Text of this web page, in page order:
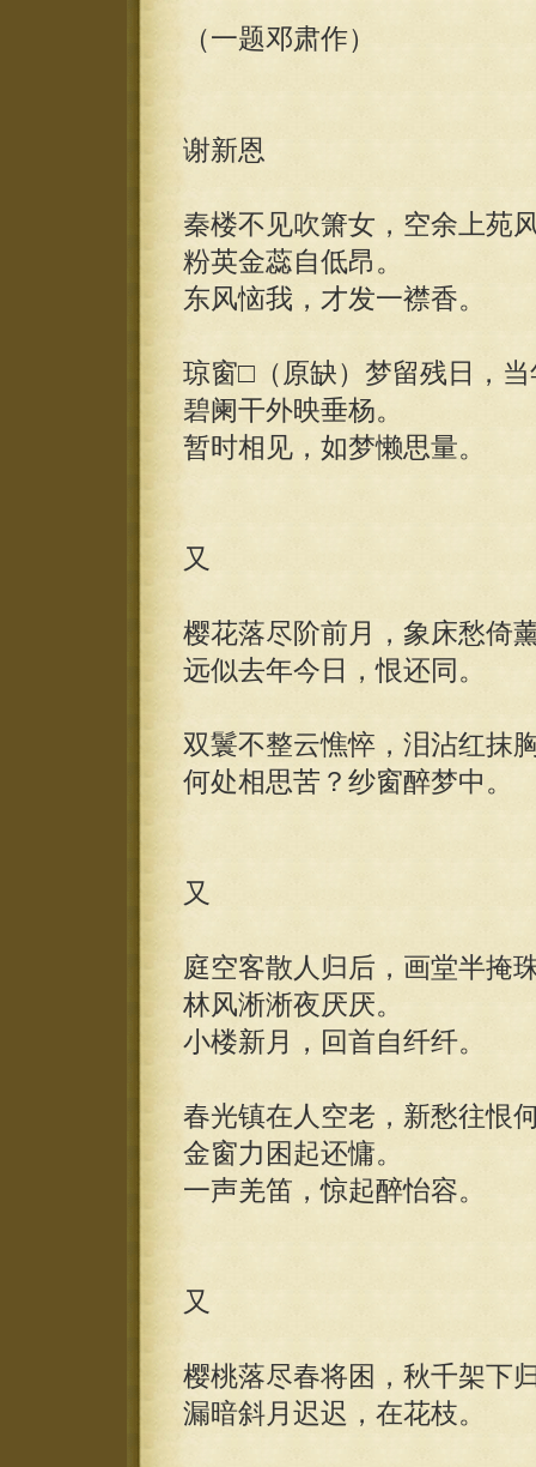
（一题邓肃作）
谢新恩
秦楼不见吹箫女，空余上苑
粉英金蕊自低昂。
东风恼我，才发一襟香。
琼窗□（原缺）梦留残日，
碧阑干外映垂杨。
暂时相见，如梦懒思量。
又
樱花落尽阶前月，象床愁倚
远似去年今日，恨还同。
双鬟不整云憔悴，泪沾红抹
何处相思苦？纱窗醉梦中。
又
庭空客散人归后，画堂半掩
林风淅淅夜厌厌。
小楼新月，回首自纤纤。
春光镇在人空老，新愁往恨
金窗力困起还慵。
一声羌笛，惊起醉怡容。
又
樱桃落尽春将困，秋千架下
漏暗斜月迟迟，在花枝。